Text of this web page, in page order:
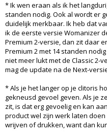
* Ik wen eraan als ik het
standen nodig. Ook al wordt er
duidelijk merkbaar. Ik heb dat
ik de eerste versie Womanizer
Premium 2-versie, dan zit daar
Premium 2 met 14 standen
niet meer lukt met de Classic 2-
mag de update na de Next-
* Als je het langer op je clitoris
gekneusd gevoel geven. Als je
zit, is dat erg gevoelig en kan
product wel zijn werk laten
wrijven of drukken, want dan